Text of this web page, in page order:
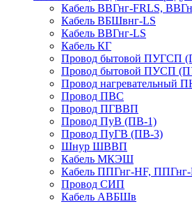
Кабель ВВГнг-FRLS,
Кабель ВБШвнг-LS
Кабель ВВГнг-LS
Кабель КГ
Провод бытовой ПУГСП
Провод бытовой ПУСП
Провод нагревательный
Провод ПВС
Провод ПГВВП
Провод ПуВ (ПВ-1)
Провод ПуГВ (ПВ-3)
Шнур ШВВП
Кабель МКЭШ
Кабель ППГнг-HF,
Провод СИП
Кабель АВБШв